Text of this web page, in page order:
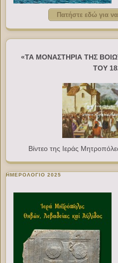
Πατήστε εδώ για
«ΤΑ ΜΟΝΑΣΤΗΡΙΑ ΤΗΣ
ΤΟΥ
Βίντεο της Ιεράς
ΗΜΕΡΟΛΟΓΙΟ 2025